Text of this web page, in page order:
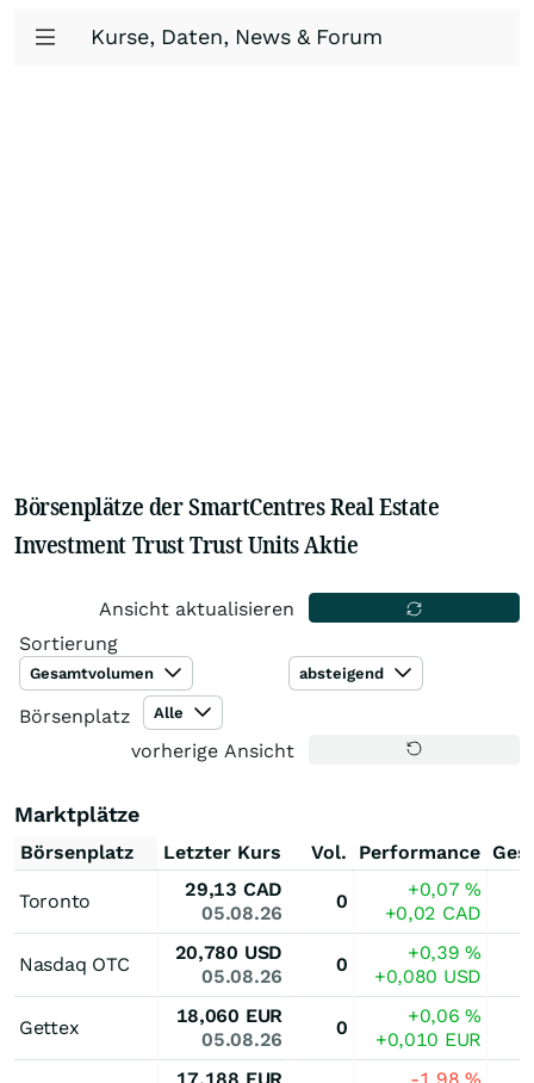
Kurse, Daten, News & Forum
Börsenplätze der SmartCentres Real Estate
Investment Trust Trust Units Aktie
Ansicht aktualisieren
Sortierung
Gesamtvolumen absteigend
Börsenplatz Alle
vorherige Ansicht
Marktplätze
Börsenplatz Letzter Kurs Vol. Performance
Toronto
29,13 CAD
05.08.26
0
+0,07%
+0,02 CAD
Nasdaq OTC
20,780 USD
05.08.26
0
+0,39%
+0,080 USD
Gettex
18,060 EUR
05.08.26
0
+0,06%
+0,010 EUR